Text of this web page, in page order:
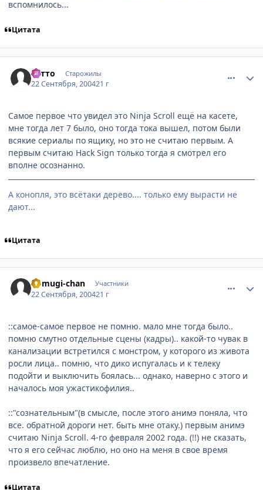
вспомнилось...
Цитата
Сэтто Старожилы
22 Сентября, 200421 г
Самое первое что увидел это Ninja Scroll ещё на касете,
мне тогда лет 7 было, оно тогда тока вышел, потом были
всякие сериалы по ящику, но это не считаю первым. А
первым считаю Hack Sign только тогда я смотрел его
вполне осознанно.
А конопля, это всётаки дерево.... только ему вырасти не
дают...
Цитата
Komugi-chan Участники
22 Сентября, 200421 г
::самое-самое первое не помню. мало мне тогда было..
помню смутно отдельные сцены (кадры).. какой-то чувак в
канализации встретился с монстром, у которого из живота
росли лица.. помню, что дико испугалась и к телеку
подойти и выключить боялась... однако, наверно с этого и
началось моя ужастикофилия..
::"сознательным"(в смысле, после этого анимэ поняла, что
все. обратной дороги нет. быть мне отаку.) первым анимэ
считаю Ninja Scroll. 4-го февраля 2002 года. (!!) не сказать,
что я его сейчас люблю, но оно на меня в свое время
произвело впечатление.
Цитата